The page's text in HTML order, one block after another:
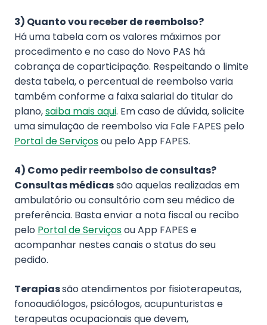
3) Quanto vou receber de reembolso?
Há uma tabela com os valores máximos por
procedimento e no caso do Novo PAS há
cobrança de coparticipação. Respeitando o limite
desta tabela, o percentual de reembolso varia
também conforme a faixa salarial do titular do
plano,saiba mais aqui. Em caso de dúvida, solicite
uma simulação de reembolso via Fale FAPES pelo
Portal de Serviçosou pelo App FAPES.
4) Como pedir reembolso de consultas?
Consultas médicassão aquelas realizadas em
ambulatório ou consultório com seu médico de
preferência. Basta enviar a nota fiscal ou recibo
pelo Portal de Serviçosou App FAPES e
acompanhar nestes canais o status do seu
pedido.
Terapiassão atendimentos por fisioterapeutas,
fonoaudiólogos, psicólogos, acupunturistas e
terapeutas ocupacionais que devem,